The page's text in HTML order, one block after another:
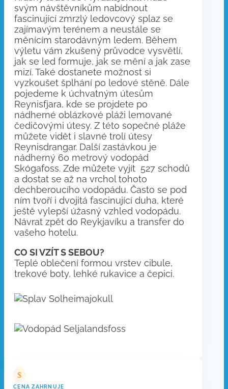
svým návštěvníkům nabídnout
fascinující zmrzlý ledovcový splaz se
zajímavým terénem a neustále se
měnícím starodávným ledem. Během
výletu vám zkušený průvodce vysvětlí,
jak se led formuje, jak se mění a jak zase
mizí. Také dostanete možnost si
vyzkoušet šplhání po ledové stěně. Dále
pojedeme k úchvatným útesům
Reynisfjara, kde se projdete po
nádherné oblázkové pláži lemované
čedičovými útesy. Z této sopečné pláže
můžete vidět i slavné trolí útesy
Reynisdrangar. Další zastávkou je
nádherný 60 metrový vodopád
Skógafoss. Zde můžete vyjít 527 schodů
a dostat se až na vrchol tohoto
dechberoucího vodopádu. Často se pod
ním tvoří i dvojitá fascinující duha, které
ještě vylepší úžasný vzhled vodopádu.
Návrat zpět do Reykjavíku a transfer do
vašeho hotelu.
CO SI VZÍT S SEBOU?
Teplé oblečení formou vrstev cibule,
trekové boty, lehké rukavice a čepici.
$
CENA ZAHRNUJE